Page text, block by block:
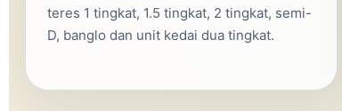
teres 1 tingkat, 1.5 tingkat, 2 tingkat, semi-
D, banglo dan unit kedai dua tingkat.